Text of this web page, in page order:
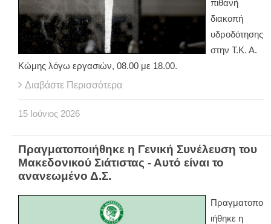
πιθανή
διακοπή
υδροδότησης
στην Τ.Κ. Α.
Κώμης λόγω εργασιών, 08.00 με 18.00.
Διαβάστε Περισσότερα
15 Ιούνιος 2026
Πραγματοποιήθηκε η Γενική Συνέλευση του
Μακεδονικού Σιάτιστας - Αυτό είναι το
ανανεωμένο Δ.Σ.
Πραγματοπο
ιήθηκε η